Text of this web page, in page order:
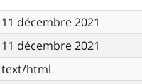
11 décembre 2021
11 décembre 2021
text/html